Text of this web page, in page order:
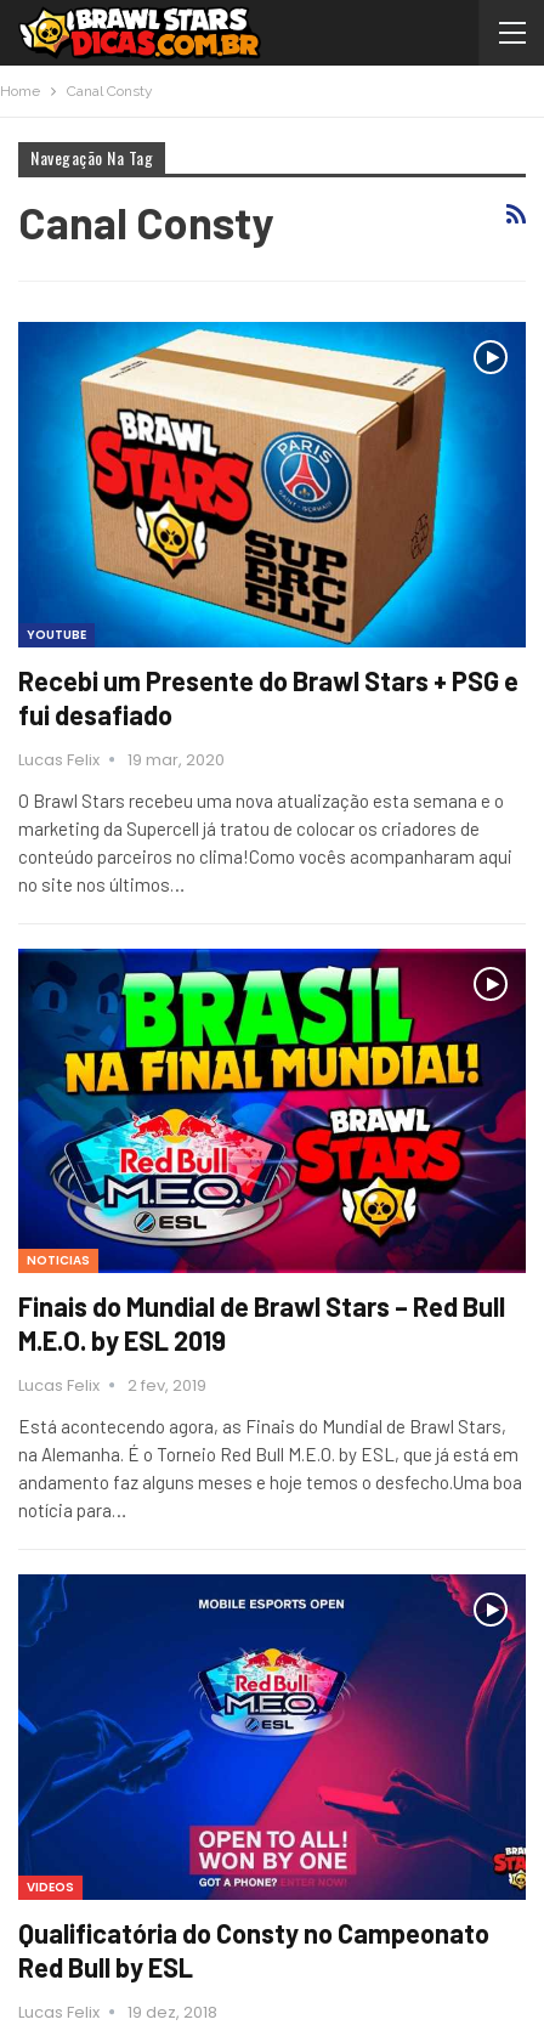
Home Canal Consty
Navegação Na Tag
Canal Consty
YOUTUBE
Recebi um Presente do Brawl Stars + PSG e
fui desafiado
Lucas Felix 19 mar, 2020
O Brawl Stars recebeu uma nova atualização esta semana e o
marketing da Supercell já tratou de colocar os criadores de
conteúdo parceiros no clima!Como vocês acompanharam aqui
no site nos últimos…
NOTICIAS
Finais do Mundial de Brawl Stars – Red Bull
M.E.O. by ESL 2019
Lucas Felix 2 fev, 2019
Está acontecendo agora, as Finais do Mundial de Brawl Stars,
na Alemanha. É o Torneio Red Bull M.E.O. by ESL, que já está em
andamento faz alguns meses e hoje temos o desfecho.Uma boa
notícia para…
VIDEOS
Qualificatória do Consty no Campeonato
Red Bull by ESL
Lucas Felix 19 dez, 2018